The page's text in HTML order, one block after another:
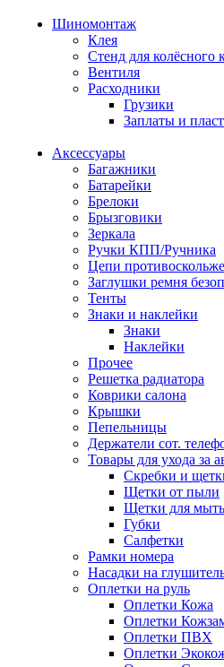
Шиномонтаж
Клея
Стенд для колёсного
Вентиля
Расходники
Грузики
Заплаты и
Аксессуары
Багажники
Батарейки
Брелоки
Брызговики
Зеркала
Ручки КПП/Ручника
Цепи
Заглушки ремня
Тенты
Знаки и наклейки
Знаки
Наклейки
Прочее
Решетка радиатора
Коврики салона
Крышки
Пепельницы
Держатели сот.
Товары для ухода за
Скребки и
Щетки от пыли
Щетки для
Губки
Салфетки
Рамки номера
Насадки на
Оплетки на руль
Оплетки Кожа
Оплетки
Оплетки ПВХ
Оплетки